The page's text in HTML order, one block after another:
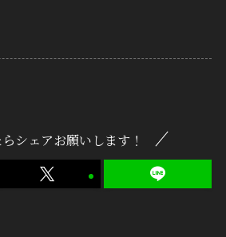
シェアお願いします！